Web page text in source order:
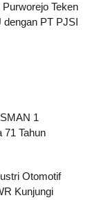
Teken
dengan PT PJSI
1
71 Tahun
Otomotif
Kunjungi